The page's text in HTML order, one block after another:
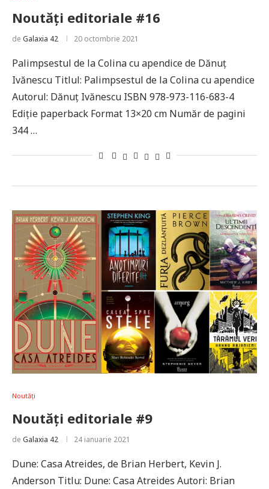
Noutăți editoriale #16
de Galaxia 42 20 octombrie 2021
Palimpsestul de la Colina cu apendice de Dănuţ
Ivănescu Titlul: Palimpsestul de la Colina cu apendice
Autorul: Dănuţ Ivănescu ISBN 978-973-116-683-4
Ediție paperback Format 13×20 cm Număr de pagini
344 …
Noutăți
Noutăți editoriale #9
de Galaxia 42 24 ianuarie 2021
Dune: Casa Atreides, de Brian Herbert, Kevin J.
Anderson Titlu: Dune: Casa Atreides Autori: Brian